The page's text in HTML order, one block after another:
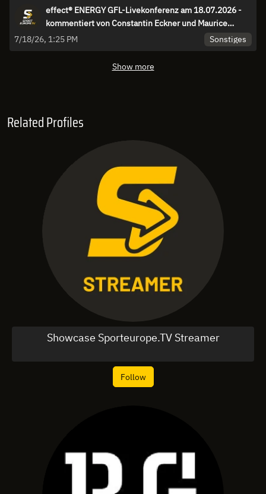
effect® ENERGY GFL-Livekonferenz am 18.07.2026 -
kommentiert von Constantin Eckner und Maurice
Stolka
7/18/26, 1:25 PM Sonstiges
Show more
Related Profiles
Showcase Sporteurope.TV Streamer
Follow